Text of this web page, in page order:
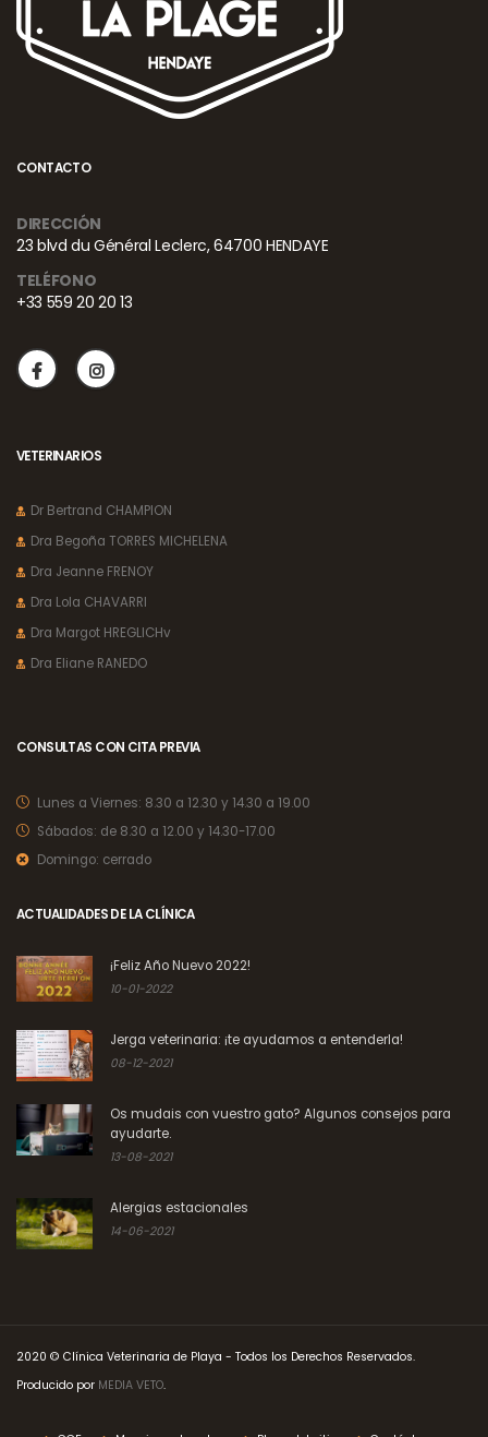
CONTACTO
DIRECCIÓN
23 blvd du Général Leclerc, 64700 HENDAYE
TELÉFONO
+33 559 20 20 13
VETERINARIOS
Dr Bertrand CHAMPION
Dra Begoña TORRES MICHELENA
Dra Jeanne FRENOY
Dra Lola CHAVARRI
Dra Margot HREGLICHv
Dra Eliane RANEDO
CONSULTAS CON CITA PREVIA
Lunes a Viernes: 8.30 a 12.30 y 14.30 a 19.00
Sábados: de 8.30 a 12.00 y 14.30-17.00
Domingo: cerrado
ACTUALIDADES DE LA CLÍNICA
¡Feliz Año Nuevo 2022!
10-01-2022
Jerga veterinaria: ¡te ayudamos a entenderla!
08-12-2021
Os mudais con vuestro gato? Algunos consejos para
ayudarte.
13-08-2021
Alergias estacionales
14-06-2021
2020 © Clínica Veterinaria de Playa - Todos los Derechos Reservados.
Producido por MEDIA VETO.